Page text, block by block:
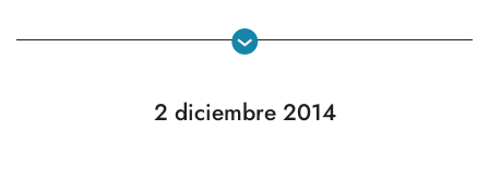
2 diciembre 2014